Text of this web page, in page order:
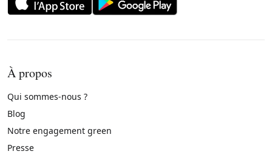
À propos
Qui sommes-nous ?
Blog
Notre engagement green
Presse